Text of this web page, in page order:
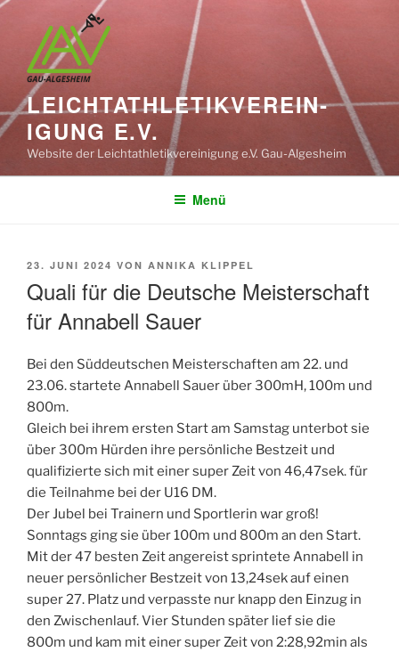
Zum
springen
LEICHT­ATHLETIK­VEREIN­
IGUNG E.V.
Website der Leichtathletikvereinigung e.V. Gau-Algesheim
Menü
VERÖFFENTLICHT
23. JUNI 2024 VON ANNIKA KLIPPEL
Quali für die Deutsche Meisterschaft
für Annabell Sauer
Bei den Süddeutschen Meisterschaften am 22. und
23.06. startete Annabell Sauer über 300mH, 100m und
800m.
Gleich bei ihrem ersten Start am Samstag unterbot sie
über 300m Hürden ihre persönliche Bestzeit und
qualifizierte sich mit einer super Zeit von 46,47sek. für
die Teilnahme bei der U16 DM.
Der Jubel bei Trainern und Sportlerin war groß!
Sonntags ging sie über 100m und 800m an den Start.
Mit der 47 besten Zeit angereist sprintete Annabell in
neuer persönlicher Bestzeit von 13,24sek auf einen
super 27. Platz und verpasste nur knapp den Einzug in
den Zwischenlauf. Vier Stunden später lief sie die
800m und kam mit einer super Zeit von 2:28,92min als